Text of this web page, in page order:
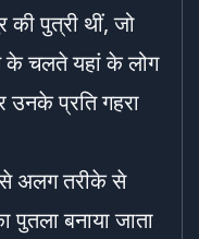
की पुत्री थीं, जो
के चलते यहां के लोग
उनके प्रति गहरा
से अलग तरीके से
पुतला बनाया जाता